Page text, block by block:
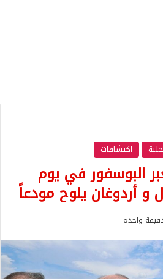
اكتشافات
البوسفور في يوم
و أردوغان يلوح مودعاً
واحدة